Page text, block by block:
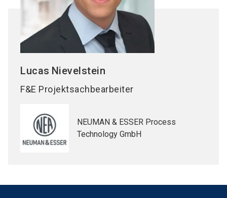
Lucas Nievelstein
F&E Projektsachbearbeiter
NEUMAN & ESSER Process
Technology GmbH